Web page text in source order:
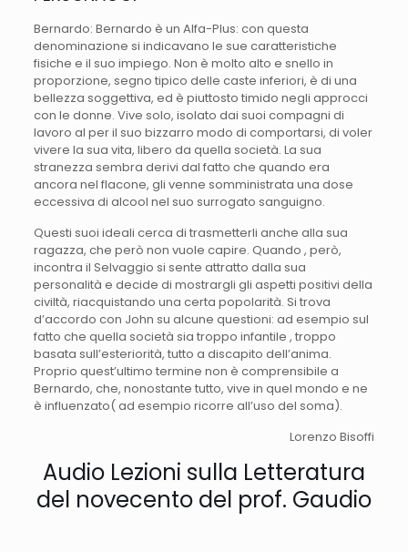
Bernardo: Bernardo è un Alfa-Plus: con questa
denominazione si indicavano le sue caratteristiche
fisiche e il suo impiego. Non è molto alto e snello in
proporzione, segno tipico delle caste inferiori, è di una
bellezza soggettiva, ed è piuttosto timido negli approcci
con le donne. Vive solo, isolato dai suoi compagni di
lavoro al per il suo bizzarro modo di comportarsi, di voler
vivere la sua vita, libero da quella società. La sua
stranezza sembra derivi dal fatto che quando era
ancora nel flacone, gli venne somministrata una dose
eccessiva di alcool nel suo surrogato sanguigno.
Questi suoi ideali cerca di trasmetterli anche alla sua
ragazza, che però non vuole capire. Quando , però,
incontra il Selvaggio si sente attratto dalla sua
personalità e decide di mostrargli gli aspetti positivi della
civiltà, riacquistando una certa popolarità. Si trova
d’accordo con John su alcune questioni: ad esempio sul
fatto che quella società sia troppo infantile , troppo
basata sull’esteriorità, tutto a discapito dell’anima.
Proprio quest’ultimo termine non è comprensibile a
Bernardo, che, nonostante tutto, vive in quel mondo e ne
è influenzato( ad esempio ricorre all’uso del soma).
Lorenzo Bisoffi
Audio Lezioni sulla Letteratura
del novecento del prof. Gaudio